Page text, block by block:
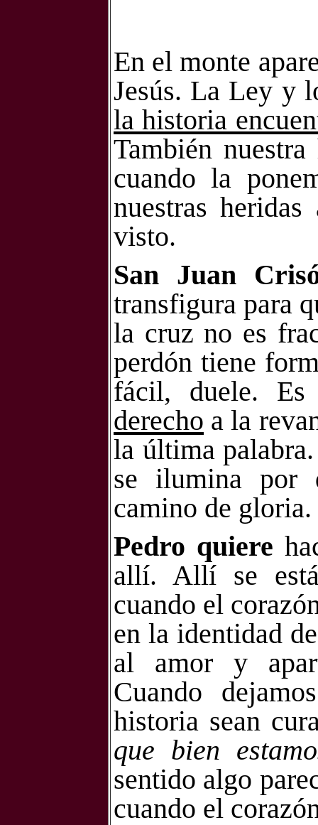
En el monte
Jesús. La Ley y
la historia
También
cuando la
nuestras
visto.
San Juan
transfigura para
la cruz no es
perdón tiene
fácil, duele.
derecho a la
la última
se ilumina por
camino de gloria.
Pedro quiere
allí. Allí se
cuando el
en la identidad
al amor y
Cuando
historia sean
que bien
sentido algo
cuando el